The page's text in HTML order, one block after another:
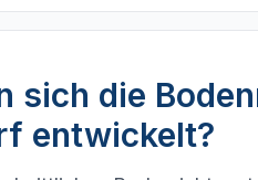
sich die
entwickelt?